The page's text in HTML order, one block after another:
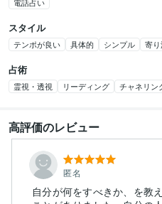
スタイル
テンポが良い 具体的 シンプル 寄
占術
霊視・透視 リーディング チャネリン
高評価のレビュー
匿名
自分が何をすべきか、を教